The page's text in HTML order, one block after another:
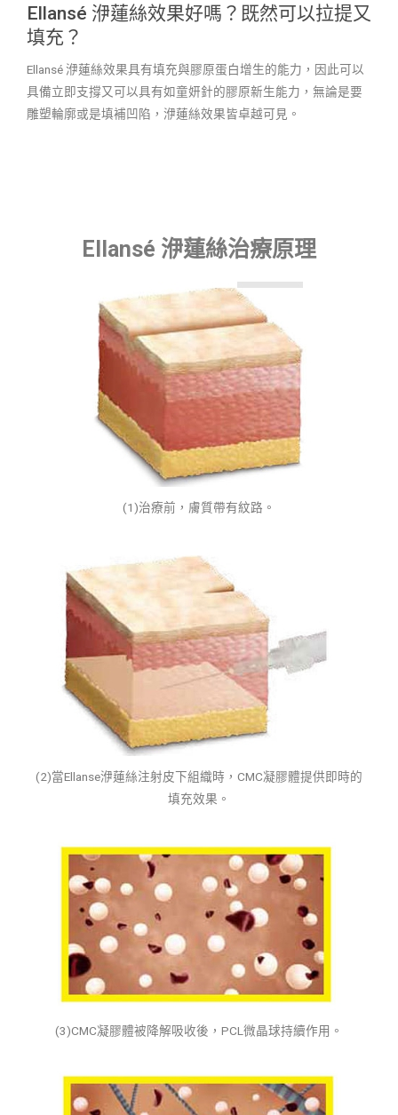
Ellansé 洢蓮絲效果好嗎？既然可以拉提又
填充？
Ellansé 洢蓮絲效果具有填充與膠原蛋白增生的能力，因此可以
具備立即支撐又可以具有如童妍針的膠原新生能力，無論是要
雕塑輪廓或是填補凹陷，洢蓮絲效果皆卓越可見。
Ellansé 洢蓮絲治療原理
(1)治療前，膚質帶有紋路。
(2)當Ellanse洢蓮絲注射皮下組織時，CMC凝膠體提供即時的
填充效果。
(3)CMC凝膠體被降解吸收後，PCL微晶球持續作用。